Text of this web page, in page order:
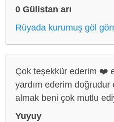
0 Gülistan arı
Rüyada kurumuş göl
Çok teşekkür ederim ❤️
yardım ederim doğrudur
almak beni çok mutlu
Yuyuy